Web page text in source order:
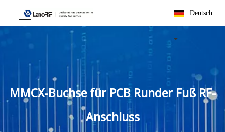
Deutsch
MMCX-Buchse für PCB Runder Fuß RF-
Anschluss